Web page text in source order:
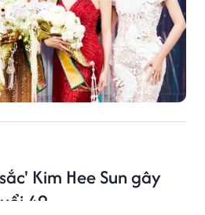
Kim Hee Sun gây
49